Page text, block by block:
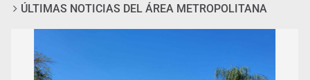
ÚLTIMAS NOTICIAS DEL ÁREA METROPOLITANA